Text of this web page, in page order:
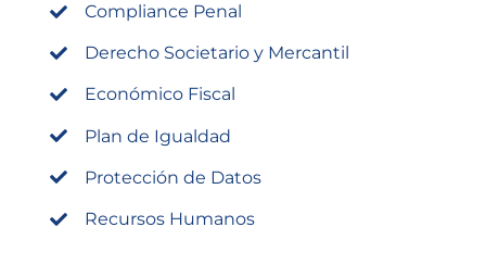
Compliance Penal
Derecho Societario y Mercantil
Económico Fiscal
Plan de Igualdad
Protección de Datos
Recursos Humanos